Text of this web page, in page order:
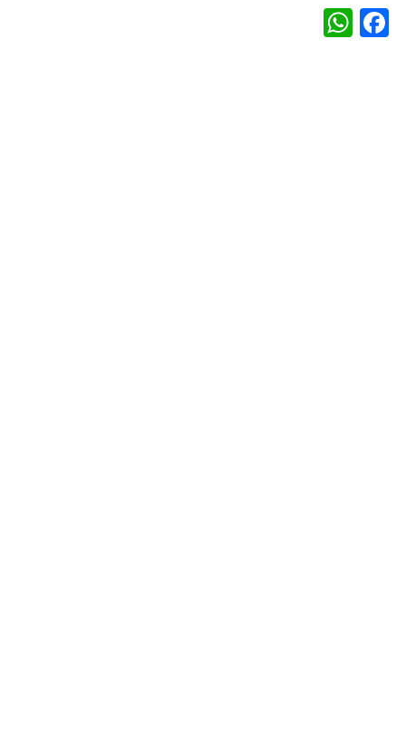
Facebook